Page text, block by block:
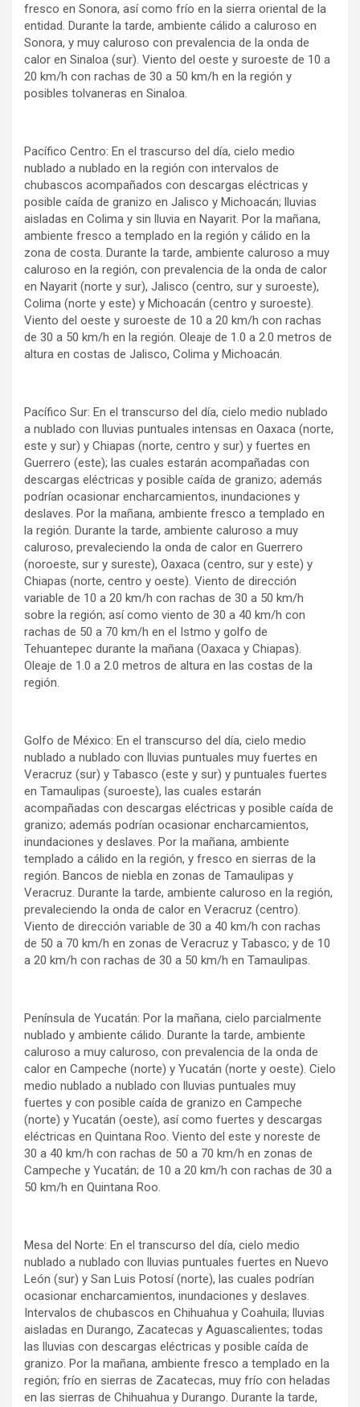
fresco en Sonora, así como frío en la sierra oriental de la
entidad. Durante la tarde, ambiente cálido a caluroso en
Sonora, y muy caluroso con prevalencia de la onda de
calor en Sinaloa (sur). Viento del oeste y suroeste de 10 a
20 km/h con rachas de 30 a 50 km/h en la región y
posibles tolvaneras en Sinaloa.
Pacífico Centro: En el trascurso del día, cielo medio
nublado a nublado en la región con intervalos de
chubascos acompañados con descargas eléctricas y
posible caída de granizo en Jalisco y Michoacán; lluvias
aisladas en Colima y sin lluvia en Nayarit. Por la mañana,
ambiente fresco a templado en la región y cálido en la
zona de costa. Durante la tarde, ambiente caluroso a muy
caluroso en la región, con prevalencia de la onda de calor
en Nayarit (norte y sur), Jalisco (centro, sur y suroeste),
Colima (norte y este) y Michoacán (centro y suroeste).
Viento del oeste y suroeste de 10 a 20 km/h con rachas
de 30 a 50 km/h en la región. Oleaje de 1.0 a 2.0 metros de
altura en costas de Jalisco, Colima y Michoacán.
Pacífico Sur: En el transcurso del día, cielo medio nublado
a nublado con lluvias puntuales intensas en Oaxaca (norte,
este y sur) y Chiapas (norte, centro y sur) y fuertes en
Guerrero (este); las cuales estarán acompañadas con
descargas eléctricas y posible caída de granizo; además
podrían ocasionar encharcamientos, inundaciones y
deslaves. Por la mañana, ambiente fresco a templado en
la región. Durante la tarde, ambiente caluroso a muy
caluroso, prevaleciendo la onda de calor en Guerrero
(noroeste, sur y sureste), Oaxaca (centro, sur y este) y
Chiapas (norte, centro y oeste). Viento de dirección
variable de 10 a 20 km/h con rachas de 30 a 50 km/h
sobre la región; así como viento de 30 a 40 km/h con
rachas de 50 a 70 km/h en el Istmo y golfo de
Tehuantepec durante la mañana (Oaxaca y Chiapas).
Oleaje de 1.0 a 2.0 metros de altura en las costas de la
región.
Golfo de México: En el transcurso del día, cielo medio
nublado a nublado con lluvias puntuales muy fuertes en
Veracruz (sur) y Tabasco (este y sur) y puntuales fuertes
en Tamaulipas (suroeste), las cuales estarán
acompañadas con descargas eléctricas y posible caída de
granizo; además podrían ocasionar encharcamientos,
inundaciones y deslaves. Por la mañana, ambiente
templado a cálido en la región, y fresco en sierras de la
región. Bancos de niebla en zonas de Tamaulipas y
Veracruz. Durante la tarde, ambiente caluroso en la región,
prevaleciendo la onda de calor en Veracruz (centro).
Viento de dirección variable de 30 a 40 km/h con rachas
de 50 a 70 km/h en zonas de Veracruz y Tabasco; y de 10
a 20 km/h con rachas de 30 a 50 km/h en Tamaulipas.
Península de Yucatán: Por la mañana, cielo parcialmente
nublado y ambiente cálido. Durante la tarde, ambiente
caluroso a muy caluroso, con prevalencia de la onda de
calor en Campeche (norte) y Yucatán (norte y oeste). Cielo
medio nublado a nublado con lluvias puntuales muy
fuertes y con posible caída de granizo en Campeche
(norte) y Yucatán (oeste), así como fuertes y descargas
eléctricas en Quintana Roo. Viento del este y noreste de
30 a 40 km/h con rachas de 50 a 70 km/h en zonas de
Campeche y Yucatán; de 10 a 20 km/h con rachas de 30 a
50 km/h en Quintana Roo.
Mesa del Norte: En el transcurso del día, cielo medio
nublado a nublado con lluvias puntuales fuertes en Nuevo
León (sur) y San Luis Potosí (norte), las cuales podrían
ocasionar encharcamientos, inundaciones y deslaves.
Intervalos de chubascos en Chihuahua y Coahuila; lluvias
aisladas en Durango, Zacatecas y Aguascalientes; todas
las lluvias con descargas eléctricas y posible caída de
granizo. Por la mañana, ambiente fresco a templado en la
región; frío en sierras de Zacatecas, muy frío con heladas
en las sierras de Chihuahua y Durango. Durante la tarde,